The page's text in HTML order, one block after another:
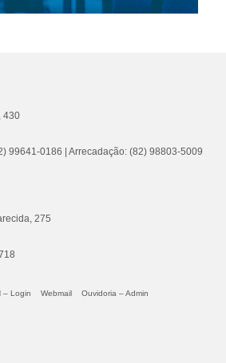
430
99641-0186 | Arrecadação: (82) 98803-5009
275
– Login Webmail Ouvidoria – Admin